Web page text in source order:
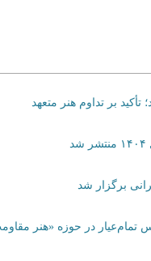
بر تداوم هنر متعهد
برگزار شد
در حوزه «هنر